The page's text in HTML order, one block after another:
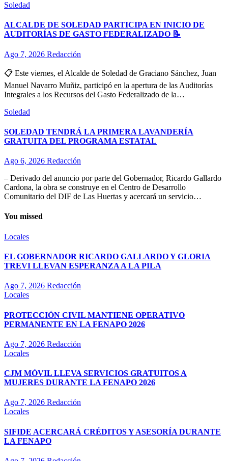
Soledad
ALCALDE DE SOLEDAD PARTICIPA EN INICIO DE
AUDITORÍAS DE GASTO FEDERALIZADO 📝
Ago 7, 2026 Redacción
📋 Este viernes, el Alcalde de Soledad de Graciano Sánchez, Juan
Manuel Navarro Muñiz, participó en la apertura de las Auditorías
Integrales a los Recursos del Gasto Federalizado de la…
Soledad
SOLEDAD TENDRÁ LA PRIMERA LAVANDERÍA
GRATUITA DEL PROGRAMA ESTATAL
Ago 6, 2026 Redacción
– Derivado del anuncio por parte del Gobernador, Ricardo Gallardo
Cardona, la obra se construye en el Centro de Desarrollo
Comunitario del DIF de Las Huertas y acercará un servicio…
You missed
Locales
EL GOBERNADOR RICARDO GALLARDO Y GLORIA
TREVI LLEVAN ESPERANZA A LA PILA
Ago 7, 2026 Redacción
Locales
PROTECCIÓN CIVIL MANTIENE OPERATIVO
PERMANENTE EN LA FENAPO 2026
Ago 7, 2026 Redacción
Locales
CJM MÓVIL LLEVA SERVICIOS GRATUITOS A
MUJERES DURANTE LA FENAPO 2026
Ago 7, 2026 Redacción
Locales
SIFIDE ACERCARÁ CRÉDITOS Y ASESORÍA DURANTE
LA FENAPO